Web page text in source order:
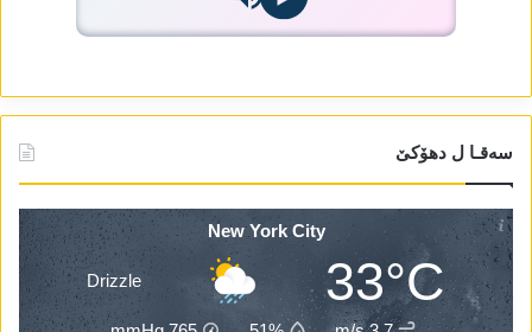
سەقـا ل دھۆکێ
New York City
33°C
Drizzle